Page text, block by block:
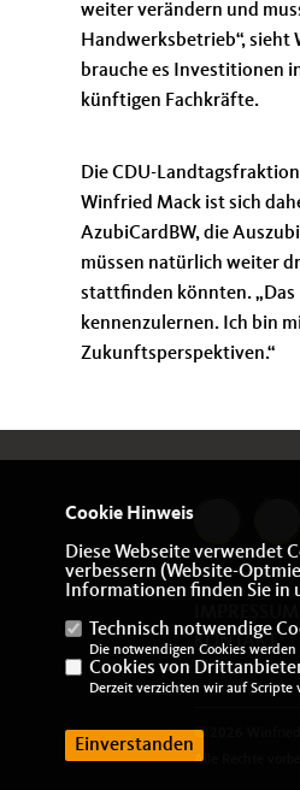
weiter verändern und
Handwerksbetrieb“, sieht
brauche es Investitionen
künftigen Fachkräfte.
Die CDU-
Winfried Mack ist sich
AzubiCardBW, die
müssen natürlich weiter
stattfinden könnten.
kennenzulernen. Ich bin
Zukunftsperspektiven.“
KONTAKT
© 2026 Winfried
Alle Rechte
Cookie Hinweis
Diese Webseite verwendet
verbessern (Website-
Informationen finden Sie in
Technisch notwendige
Die notwendigen Cookies
Cookies von
Derzeit verzichten wir auf
Einverstanden